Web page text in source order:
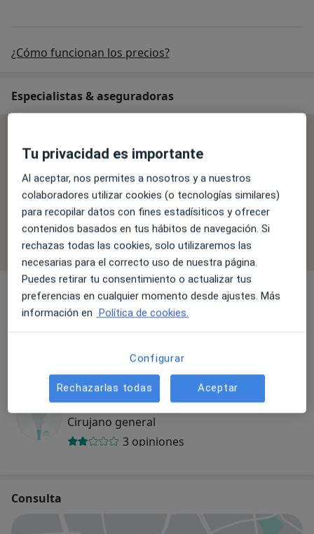
¿Cómo funcionan los precios?
Especialistas & aseguradoras
La cobertura varía en función del especialista, la
ubicación y el servicio. Confirma la cobertura en el
proceso de reserva.
Filtrar por aseguradora
Dr. Juan José Sánchez Cano
15 opiniones
Dr. Carlos José Ballesta López
Cirujano general
3 opiniones
Consulta
Tu privacidad es importante
Al aceptar, nos permites a nosotros y a nuestros
colaboradores utilizar cookies (o tecnologías similares)
para recopilar datos con fines estadísiticos y ofrecer
contenidos basados en tus hábitos de navegación. Si
rechazas todas las cookies, solo utilizaremos las
necesarias para el correcto uso de nuestra página.
Puedes retirar tu consentimiento o actualizar tus
preferencias en cualquier momento desde ajustes. Más
información en Política de cookies.
Configurar
Rechazarlas todas Aceptar